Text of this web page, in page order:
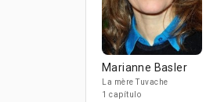
Marianne Basler
La mère Tuvache
1 capítulo